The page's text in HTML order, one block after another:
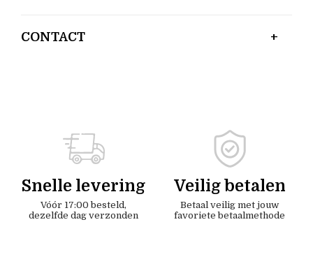
CONTACT
Snelle levering
Vóór 17:00 besteld,
dezelfde dag verzonden
Veilig betalen
Betaal veilig met jouw
favoriete betaalmethode